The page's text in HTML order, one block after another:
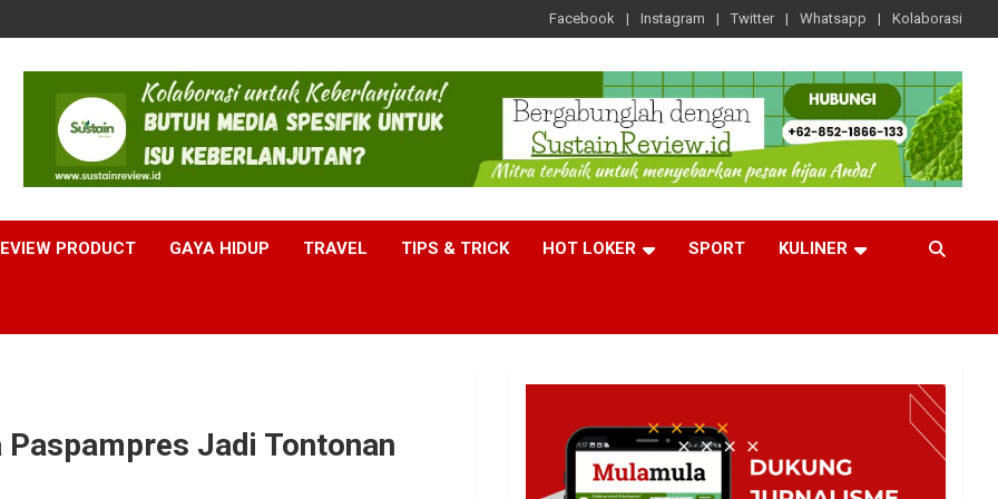
Facebook Instagram Twitter Whatsapp Kolaborasi
PRODUCT GAYA HIDUP TRAVEL TIPS & TRICK HOT LOKER SPORT KULINER
Jadi Tontonan